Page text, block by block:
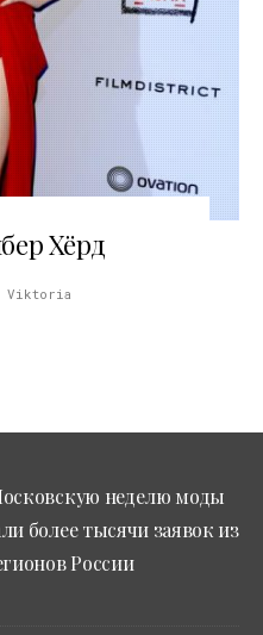
Хёрд
Viktoria
неделю моды
более тысячи заявок из
России